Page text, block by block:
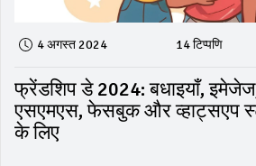
4 अगस्त 2024 14 टिप्पणि
फ्रेंडशिप डे 2024: बधाइयाँ,
एसएमएस, फेसबुक और व्हाट्सएप
के लिए